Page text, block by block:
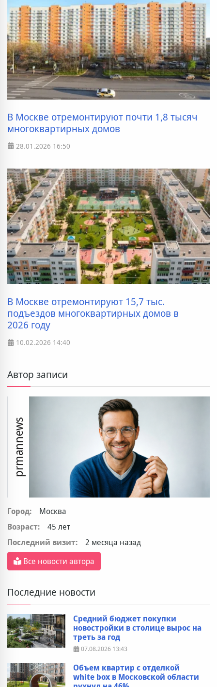
В Москве отремонтируют почти 1,8 тысяч
многоквартирных домов
28.01.2026 16:50
В Москве отремонтируют 15,7 тыс.
подъездов многоквартирных домов в
2026 году
10.02.2026 14:40
Автор записи
prmannews
Город:
Москва
Возраст:
45 лет
Последний визит:
2 месяца назад
Все новости автора
Последние новости
Средний бюджет покупки
новостройки в столице вырос на
треть за год
07.08.2026 13:43
Объем квартир с отделкой
white box в Московской области